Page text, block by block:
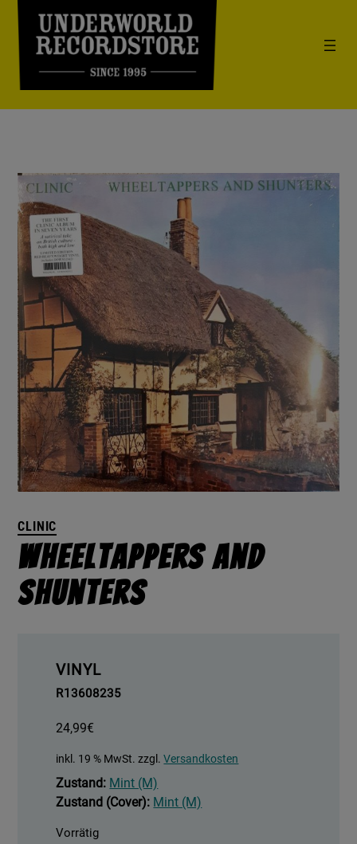
CLINIC
Wheeltappers And
Shunters
VINYL
R13608235
24,99€
inkl. 19 % MwSt. zzgl.Versandkosten
Zustand: Mint (M)
Zustand (Cover): Mint (M)
Vorrätig